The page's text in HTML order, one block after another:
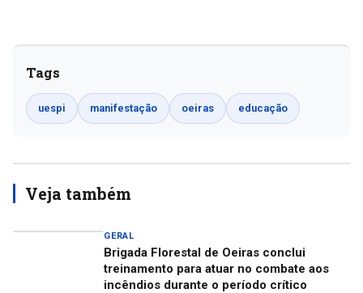
Tags
uespi manifestação oeiras educação
Veja também
GERAL
Brigada Florestal de Oeiras conclui
treinamento para atuar no combate aos
incêndios durante o período crítico